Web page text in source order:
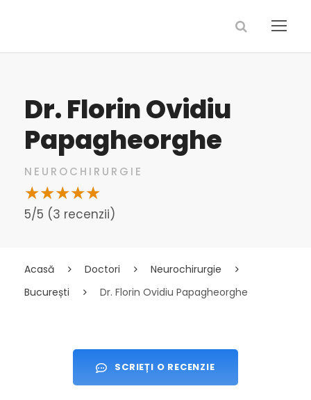
Dr. Florin Ovidiu
Papagheorghe
NEUROCHIRURGIE
5/5 (3 recenzii)
Acasă Doctori
Neurochirurgie
București
Dr. Florin Ovidiu Papagheorghe
SCRIEȚI O RECENZIE